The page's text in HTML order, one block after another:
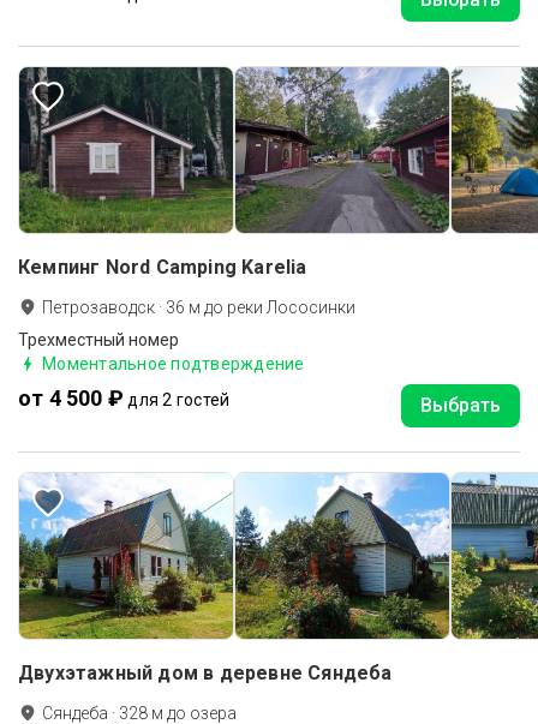
Кемпинг Nord Camping Karelia
Петрозаводск · 36 м до реки Лососинки
Трехместный номер
Моментальное подтверждение
от 4 500 ₽ для 2 гостей Выбрать
Двухэтажный дом в деревне Сяндеба
Сяндеба · 328 м до озера